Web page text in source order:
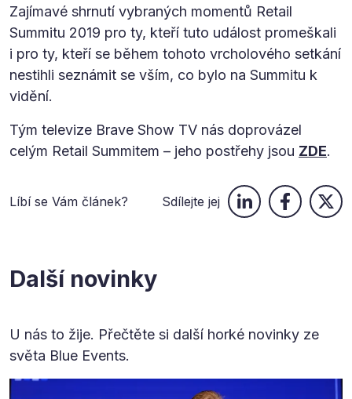
Zajímavé shrnutí vybraných momentů Retail
Summitu 2019 pro ty, kteří tuto událost promeškali
i pro ty, kteří se během tohoto vrcholového setkání
nestihli seznámit se vším, co bylo na Summitu k
vidění.
Tým televize Brave Show TV nás doprovázel
celým Retail Summitem – jeho postřehy jsou ZDE.
Líbí se Vám článek? Sdílejte jej
Další novinky
U nás to žije. Přečtěte si další horké novinky ze
světa Blue Events.